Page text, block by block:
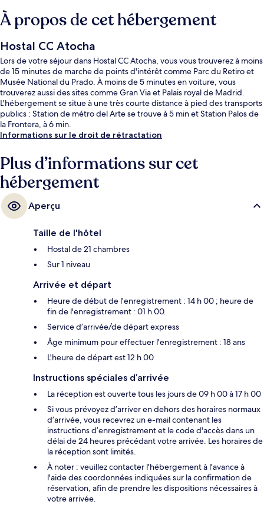
À propos de cet hébergement
Hostal CC Atocha
Lors de votre séjour dans Hostal CC Atocha, vous vous trouverez à moins
de 15 minutes de marche de points d'intérêt comme Parc du Retiro et
Musée National du Prado. À moins de 5 minutes en voiture, vous
trouverez aussi des sites comme Gran Via et Palais royal de Madrid.
L'hébergement se situe à une très courte distance à pied des transports
publics : Station de métro del Arte se trouve à 5 min et Station Palos de
la Frontera, à 6 min.
Informations sur le droit de rétractation
Plus d’informations sur cet
hébergement
Aperçu
Taille de l'hôtel
Hostal de 21 chambres
Sur 1 niveau
Arrivée et départ
Heure de début de l'enregistrement : 14 h 00 ; heure de
fin de l'enregistrement : 01 h 00.
Service d’arrivée/de départ express
Âge minimum pour effectuer l'enregistrement : 18 ans
L'heure de départ est 12 h 00
Instructions spéciales d’arrivée
La réception est ouverte tous les jours de 09 h 00 à 17 h 00
Si vous prévoyez d’arriver en dehors des horaires normaux
d’arrivée, vous recevrez un e-mail contenant les
instructions d’enregistrement et le code d'accès dans un
délai de 24 heures précédant votre arrivée. Les horaires de
la réception sont limités.
À noter : veuillez contacter l'hébergement à l'avance à
l'aide des coordonnées indiquées sur la confirmation de
réservation, afin de prendre les dispositions nécessaires à
votre arrivée.